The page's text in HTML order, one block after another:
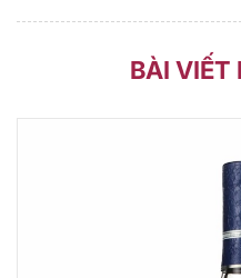
BÀI VIẾT